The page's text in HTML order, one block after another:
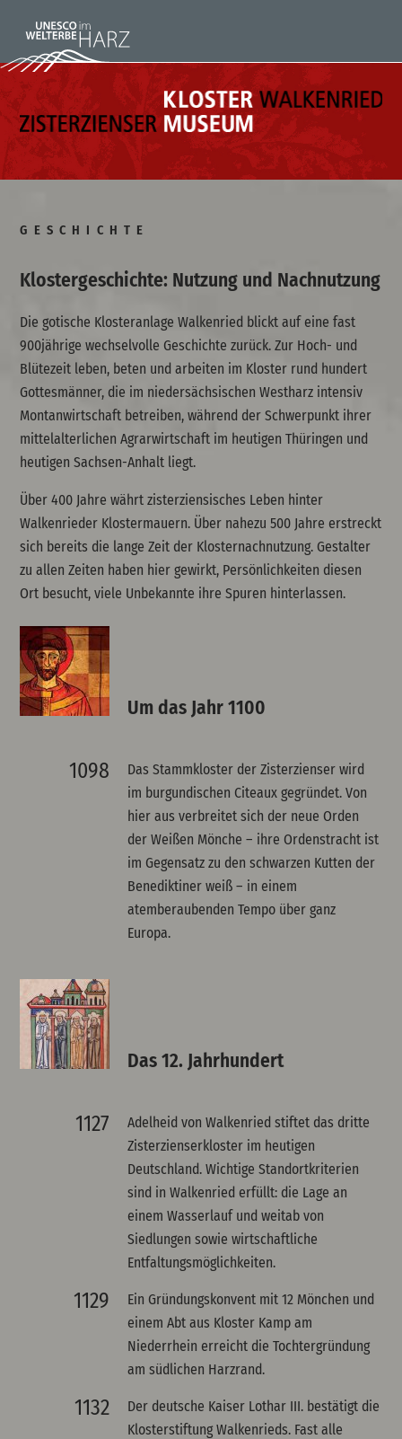
GESCHICHTE
Klostergeschichte: Nutzung und Nachnutzung
Die gotische Klosteranlage Walkenried blickt auf eine fast
900jährige wechselvolle Geschichte zurück. Zur Hoch- und
Blütezeit leben, beten und arbeiten im Kloster rund hundert
Gottesmänner, die im niedersächsischen Westharz intensiv
Montanwirtschaft betreiben, während der Schwerpunkt ihrer
mittelalterlichen Agrarwirtschaft im heutigen Thüringen und
heutigen Sachsen-Anhalt liegt.
Über 400 Jahre währt zisterziensisches Leben hinter
Walkenrieder Klostermauern. Über nahezu 500 Jahre erstreckt
sich bereits die lange Zeit der Klosternachnutzung. Gestalter
zu allen Zeiten haben hier gewirkt, Persönlichkeiten diesen
Ort besucht, viele Unbekannte ihre Spuren hinterlassen.
Um das Jahr 1100
1098
Das Stammkloster der Zisterzienser wird
im burgundischen Citeaux gegründet. Von
hier aus verbreitet sich der neue Orden
der Weißen Mönche – ihre Ordenstracht ist
im Gegensatz zu den schwarzen Kutten der
Benediktiner weiß – in einem
atemberaubenden Tempo über ganz
Europa.
Das 12. Jahrhundert
1127
Adelheid von Walkenried stiftet das dritte
Zisterzienserkloster im heutigen
Deutschland. Wichtige Standortkriterien
sind in Walkenried erfüllt: die Lage an
einem Wasserlauf und weitab von
Siedlungen sowie wirtschaftliche
Entfaltungsmöglichkeiten.
1129
Ein Gründungskonvent mit 12 Mönchen und
einem Abt aus Kloster Kamp am
Niederrhein erreicht die Tochtergründung
am südlichen Harzrand.
1132
Der deutsche Kaiser Lothar III. bestätigt die
Klosterstiftung Walkenrieds. Fast alle